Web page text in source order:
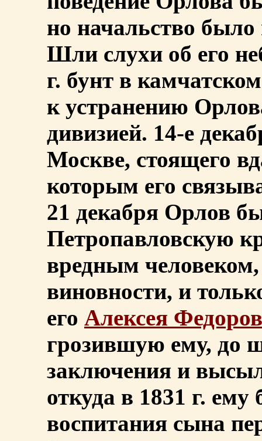
но начальство
Шли слухи об его
г. бунт в
к устранению
дивизией. 14-е
Москве, стоящего
которым его
21 декабря Орлов
Петропавловскую
вредным
виновности, и
его Алексея
грозившую ему, до
заключения и
откуда в 1831 г.
воспитания сына